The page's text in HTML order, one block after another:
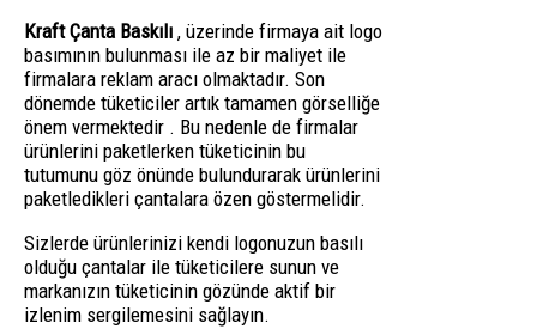
Kraft Çanta Baskılı , üzerinde firmaya ait logo
basımının bulunması ile az bir maliyet ile
firmalara reklam aracı olmaktadır. Son
dönemde tüketiciler artık tamamen görselliğe
önem vermektedir . Bu nedenle de firmalar
ürünlerini paketlerken tüketicinin bu
tutumunu göz önünde bulundurarak ürünlerini
paketledikleri çantalara özen göstermelidir.
Sizlerde ürünlerinizi kendi logonuzun basılı
olduğu çantalar ile tüketicilere sunun ve
markanızın tüketicinin gözünde aktif bir
izlenim sergilemesini sağlayın.